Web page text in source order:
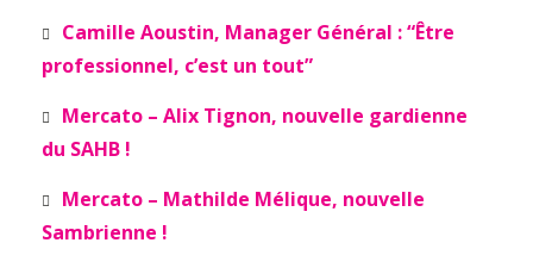
Camille Aoustin, Manager Général : “Être
professionnel, c’est un tout”
Mercato – Alix Tignon, nouvelle gardienne
du SAHB !
Mercato – Mathilde Mélique, nouvelle
Sambrienne !